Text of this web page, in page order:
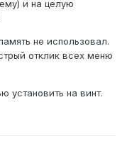
и на целую
не использовал.
отклик всех меню
установить на винт.